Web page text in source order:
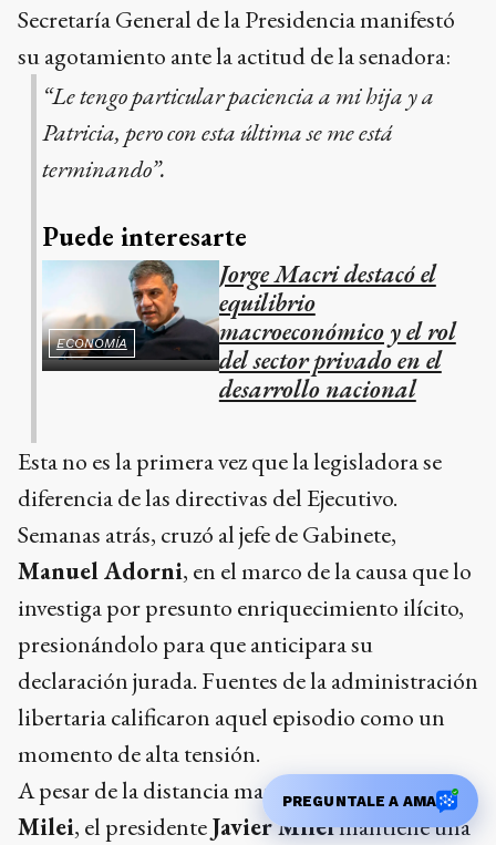
Secretaría General de la Presidencia manifestó
su agotamiento ante la actitud de la senadora:
“Le tengo particular paciencia a mi hija y a
Patricia, pero con esta última se me está
terminando”.
Puede interesarte
ECONOMÍA
Jorge Macri destacó el
equilibrio
macroeconómico y el rol
del sector privado en el
desarrollo nacional
Esta no es la primera vez que la legisladora se
diferencia de las directivas del Ejecutivo.
Semanas atrás, cruzó al jefe de Gabinete,
Manuel Adorni, en el marco de la causa que lo
investiga por presunto enriquecimiento ilícito,
presionándolo para que anticipara su
declaración jurada. Fuentes de la administración
libertaria calificaron aquel episodio como un
momento de alta tensión.
A pesar de la distancia marcada porKarina
Milei, el presidenteJavier Mileimantiene una
PREGUNTALE A AMA